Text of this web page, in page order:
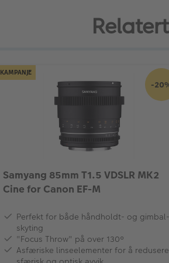
KAMPANJE
-
Samyang 85mm T1.5 VDSLR MK2
Cine for Canon EF-M
Perfekt for både håndholdt- og gimbal-
skyting
"Focus Throw" på over 130°
Asfæriske linseelementer for å redusere